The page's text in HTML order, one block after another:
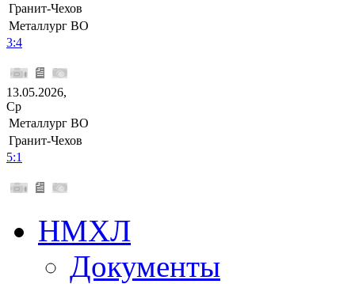
Гранит-Чехов
Металлург ВО
3:4
13.05.2026,
Ср
Металлург ВО
Гранит-Чехов
5:1
НМХЛ
Документы